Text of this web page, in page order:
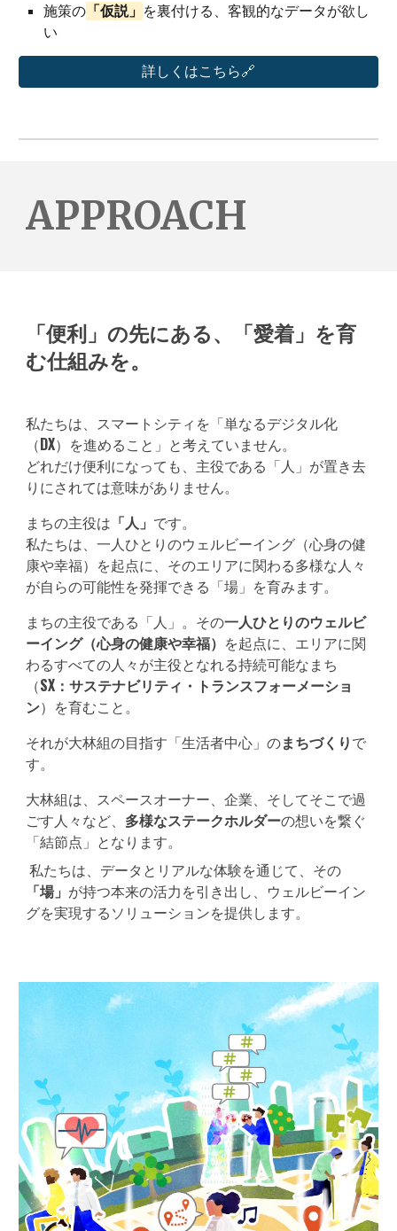
施策の 「仮説」 を裏付ける、客観的なデータが欲し
い
詳しくはこちら🔗
APPROACH
「便利」の先にある、「愛着」を育
む仕組みを。
私たちは、スマートシティを「単なるデジタル化
（DX）を進めること」と考えていません。
どれだけ便利になっても、主役である「人」が置き去
りにされては意味がありません。
まちの主役は 「人」 です。
私たちは、一人ひとりのウェルビーイング（心身の健
康や幸福）を起点に、そのエリアに関わる多様な人々
が自らの可能性を発揮できる「場」を育みます。
まちの主役である「人」。その一人ひとりのウェルビ
ーイング（心身の健康や幸福） を起点に、エリアに関
わるすべての人々が主役となれる持続可能なまち
（SX：サステナビリティ・トランスフォーメーショ
ン）を育むこと。
それが大林組の目指す「生活者中心」のまちづくりで
す。
大林組は、スペースオーナー、企業、そしてそこで過
ごす人々など、 多様なステークホルダーの想いを繋ぐ
「結節点」となります。
私たちは、データとリアルな体験を通じて、その
「場」 が持つ本来の活力を引き出し、ウェルビーイン
グを実現するソリューションを提供します。